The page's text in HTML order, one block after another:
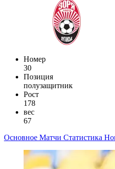
Номер
30
Позиция
полузащитник
Рост
178
вес
67
Основное Матчи Статистика